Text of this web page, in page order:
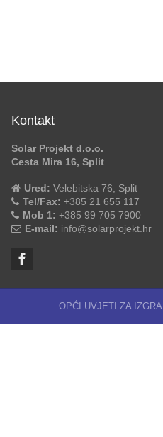
Kontakt
Solar Projekt d.o.o.
Cesta Mira 16, Split
Ured: Velebitska 76, Split
Tel/Fax: +385 21 655 117
Mob 1: +385 99 705 7900
E-mail: info@solarprojekt.hr
OPĆI UVJETI ZA